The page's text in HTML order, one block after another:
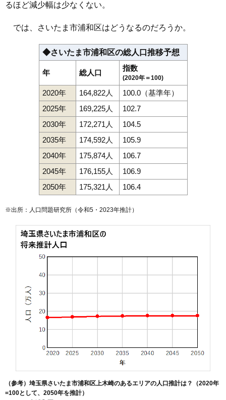
るほど減少幅は少なくない。
では、さいたま市浦和区はどうなるのだろうか。
◆さいたま市浦和区の総人口推移予想
年 総人口
指数
(2020年＝100)
2020年 164,822人
100.0（基準年）
2025年
169,225人
102.7
2030年
172,271人
104.5
2035年
174,592人
105.9
2040年
175,874人
106.7
2045年
176,155人
106.9
2050年
175,321人 106.4
※出所：人口問題研究所（令和5・2023年推計）
（参考）埼玉県さいたま市浦和区上木崎のあるエリアの人口推計は？（2020年
=100として、2050年を推計）